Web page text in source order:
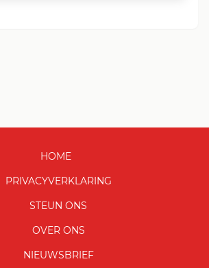
HOME
PRIVACYVERKLARING
STEUN ONS
OVER ONS
NIEUWSBRIEF